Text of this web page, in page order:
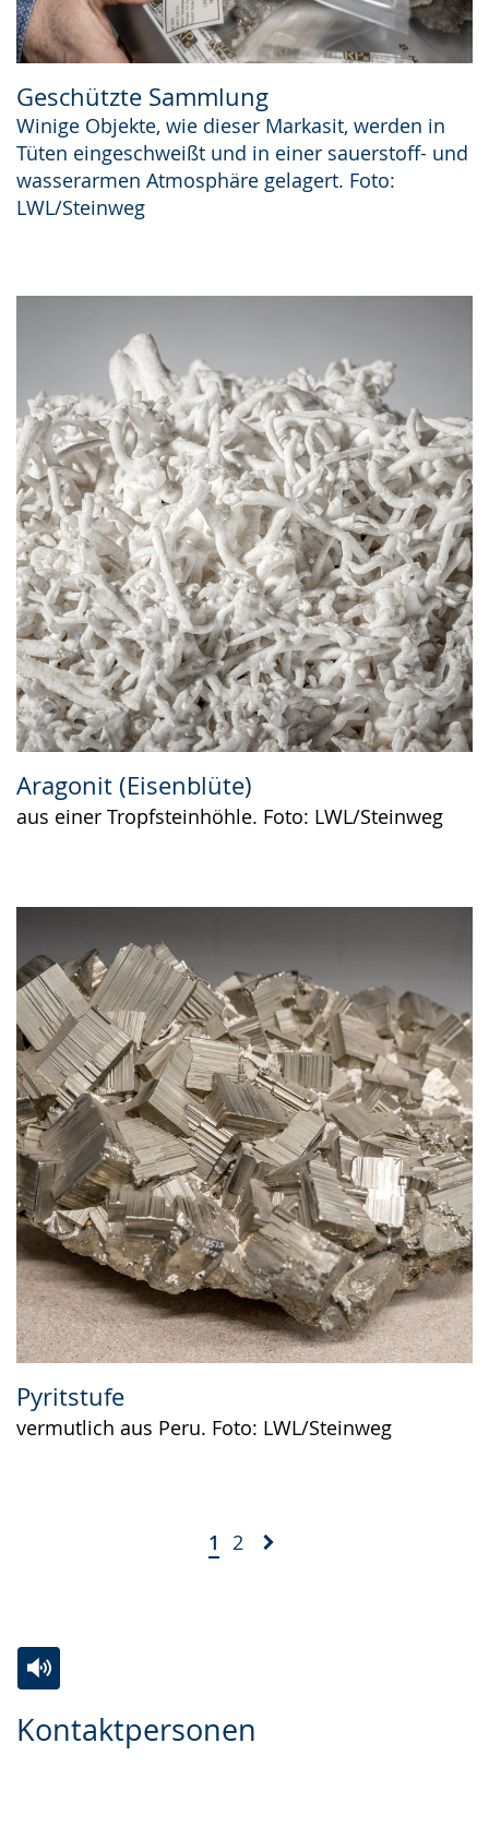
Geschützte Sammlung
Winige Objekte, wie dieser Markasit, werden in
Tüten eingeschweißt und in einer sauerstoff- und
wasserarmen Atmosphäre gelagert. Foto:
LWL/Steinweg
Aragonit (Eisenblüte)
aus einer Tropfsteinhöhle. Foto: LWL/Steinweg
Pyritstufe
vermutlich aus Peru. Foto: LWL/Steinweg
1 2
Kontaktpersonen
Leichten
Audio-
Video